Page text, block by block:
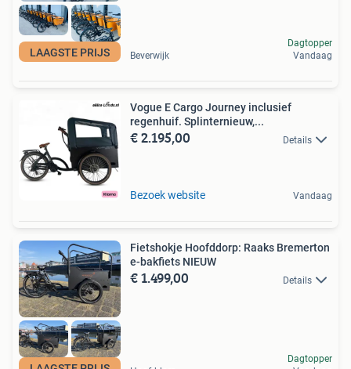
LAAGSTE PRIJS Beverwijk
Dagtopper
Vandaag
Vogue E Cargo Journey inclusief
regenhuif. Splinternieuw,...
€ 2.195,00 Details
Bezoek website Vandaag
Fietshokje Hoofddorp: Raaks Bremerton
e-bakfiets NIEUW
€ 1.499,00 Details
Dagtopper